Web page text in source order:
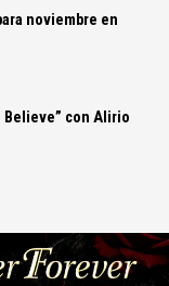
noviembre en
Believe” con Alirio